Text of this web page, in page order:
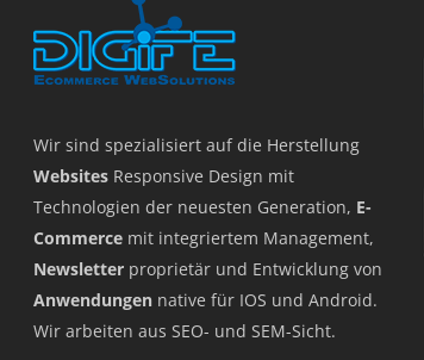
Wir sind spezialisiert auf die Herstellung
Websites Responsive Design mit
Technologien der neuesten Generation, E-
Commerce mit integriertem Management,
Newsletter proprietär und Entwicklung von
Anwendungen native für IOS und Android.
Wir arbeiten aus SEO- und SEM-Sicht.